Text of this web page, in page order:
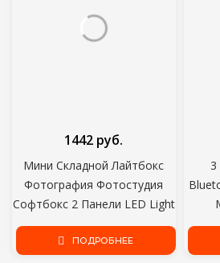
Мини Складной Лайтбокс
Фотография Фотостудия
Софтбокс 2 Панели LED Light
Soft Box Photo Background
Kit Light box для DSLR
1442 руб.
ПОДРОБНЕЕ